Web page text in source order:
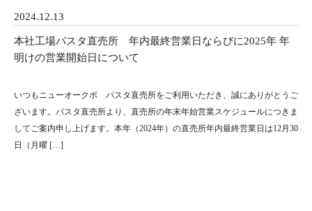
2024.12.13
本社工場パスタ直売所 年内最終営業日ならびに2025年 年
明けの営業開始日について
いつもニューオークボ パスタ直売所をご利用いただき、誠にありがとうご
ざいます。パスタ直売所より、直売所の年末年始営業スケジュールにつきま
してご案内申し上げます。本年（2024年）の直売所年内最終営業日は12月30
日（月曜 […]